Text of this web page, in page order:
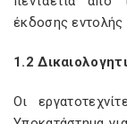
έκδοσης
1.2
Οι